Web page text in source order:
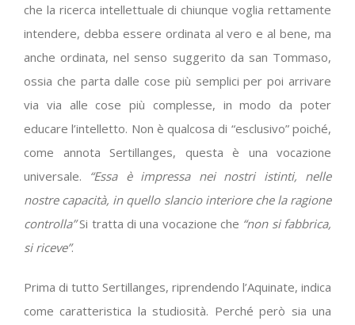
che la ricerca intellettuale di chiunque voglia rettamente
intendere, debba essere ordinata al vero e al bene, ma
anche ordinata, nel senso suggerito da san Tommaso,
ossia che parta dalle cose più semplici per poi arrivare
via via alle cose più complesse, in modo da poter
educare l’intelletto. Non è qualcosa di “esclusivo” poiché,
come annota Sertillanges, questa è una vocazione
universale. “Essa è impressa nei nostri istinti, nelle
nostre capacità, in quello slancio interiore che la ragione
controlla”Si tratta di una vocazione che “non si fabbrica,
si riceve”.
Prima di tutto Sertillanges, riprendendo l’Aquinate, indica
come caratteristica la studiosità. Perché però sia una